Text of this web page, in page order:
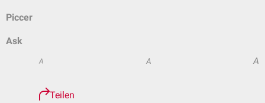
Piccer
Ask
A A A
Teilen